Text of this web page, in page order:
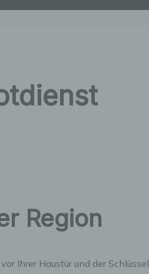
Region
Ihrer Haustür und der Schlüssel